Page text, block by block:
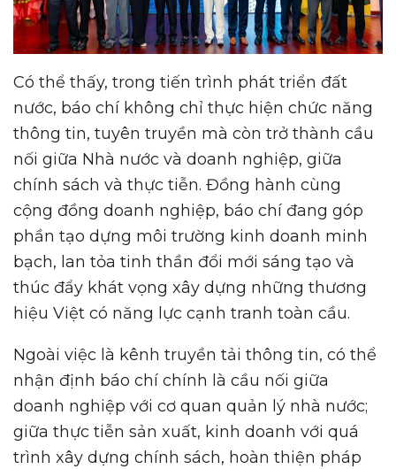
Có thể thấy, trong tiến trình phát triển đất
nước, báo chí không chỉ thực hiện chức năng
thông tin, tuyên truyền mà còn trở thành cầu
nối giữa Nhà nước và doanh nghiệp, giữa
chính sách và thực tiễn. Đồng hành cùng
cộng đồng doanh nghiệp, báo chí đang góp
phần tạo dựng môi trường kinh doanh minh
bạch, lan tỏa tinh thần đổi mới sáng tạo và
thúc đẩy khát vọng xây dựng những thương
hiệu Việt có năng lực cạnh tranh toàn cầu.
Ngoài việc là kênh truyền tải thông tin, có thể
nhận định báo chí chính là cầu nối giữa
doanh nghiệp với cơ quan quản lý nhà nước;
giữa thực tiễn sản xuất, kinh doanh với quá
trình xây dựng chính sách, hoàn thiện pháp